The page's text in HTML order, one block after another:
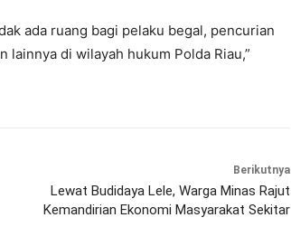
ada ruang bagi pelaku begal, pencurian
di wilayah hukum Polda Riau,”
Berikutnya
Lewat Budidaya Lele, Warga Minas Rajut
Kemandirian Ekonomi Masyarakat Sekitar